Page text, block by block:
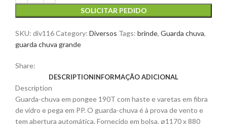
SOLICITAR PEDIDO
SKU: div116Category: Diversos Tags: brinde, Guarda chuva,
guarda chuva grande
Share:
DESCRIPTIONINFORMAÇÃO ADICIONAL
Description
Guarda-chuva em pongee 190T com haste e varetas em fibra
de vidro e pega em PP. O guarda-chuva é à prova de vento e
tem abertura automática. Fornecido em bolsa. ø1170 x 880